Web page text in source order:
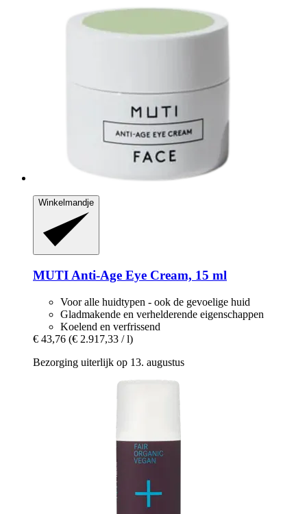
Winkelmandje
MUTI Anti-​Age Eye Cream, 15 ml
Voor alle huidtypen - ook de gevoelige huid
Gladmakende en verhelderende eigenschappen
Koelend en verfrissend
€ 43,76 (€ 2.917,33 / l)
Bezorging uiterlijk op 13. augustus